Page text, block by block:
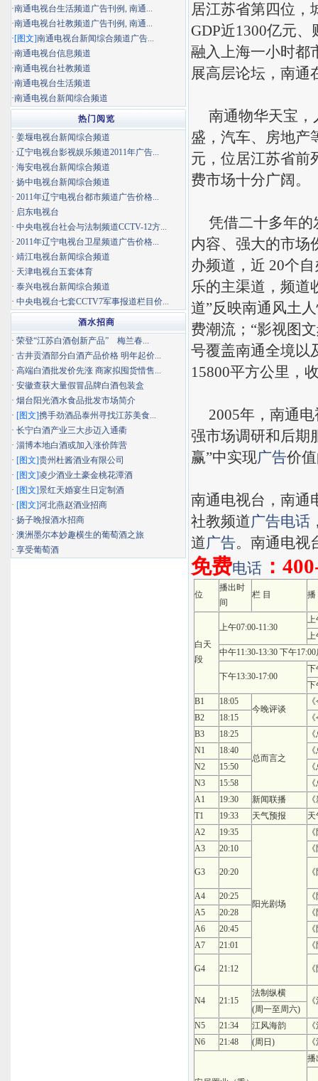
居江苏省第四位，
GDP近1300亿元
融入上海一小时都
展高层论坛，南通
南通物华天宝，
盛，汽车、房地产
元，位居江苏省前
费市场十分广阔。
凭借二十多年的
内容、强大的市场
办频道，近 20个
乐的主渠道，频道
道”反映南通风土
费潮流；“影视图
号覆盖南通全境以
15800平方公里，
2005年，南通电
强市场调研和后期
赢”中实现广告价
南通电视台，南通
社教频道广告电话
道广告。南通电视
免费电话 ：
位
播出时
间
栏 目 播
白天
段
上午07:00-11:30
上
上
中午11:30-13:30 下午17:00
下午13:30-17:00
下
下
B1
18:05
今晚评谈
B2
18:15
B3
18:25
总而言之
N1
18:40
N2
15:50
N3
15:58
A1
19:30 新闻联播
T1
19:33 天气预报
天
A2
19:35
阳光剧场
A3
20:10
G3 20:20
A4 20:25
A5
20:28
A6
20:45
A7
21:01
G4 21:12
N4 21:15
法制纵横
(周一至周六)
N5
21:34 江风海韵
N6
21:48 (周日)
播
·南通电视台生活频道广告刊例, 南通...
·南通电视台社教频道广告刊例, 南通...
·[图文]南通电视台新闻综合频道广告...
·南通电视台信息频道
·南通电视台社教频道
·南通电视台生活频道
·南通电视台新闻综合频道
热门阅览
· 姜堰电视台新闻综合频道
· 辽宁电视台影视娱乐频道2011年广告...
· 海安电视台新闻综合频道
· 扬中电视台新闻综合频道
· 2011年辽宁电视台都市频道广告价格...
· 启东电视台
· 中央电视台社会与法制频道CCTV-12方...
· 2011年辽宁电视台卫星频道广告价格...
· 靖江电视台新闻综合频道
· 天津电视台五套体育
· 泰兴电视台新闻综合频道
· 中央电视台七套CCTV7军事报道栏目价...
酒水招商
· 荣登“江苏白酒创新产品” 梅兰春...
· 古井贡酒部分白酒产品价格 明年起价...
· 高端白酒批发价先涨 商家拟囤货惜售...
· 安徽查获大量假冒品牌白酒包装盒
· 烟台阳光酒水食品批发市场简介
· [图文]携手劲酒品泰州寻找江苏美食...
· 长宁白酒产业三大步迈入通衢
· 淄博本地白酒或加入涨价阵营
· [图文]贵州杜酱酒业有限公司
· [图文]凌少酒业土豪金桃花潭酒
· [图文]景红天婚宴生日定制酒
· [图文]河北燕赵酒业招商
· 扬子晚报酒水招商
· 澳洲墨尔本妙趣横生的葡萄酒之旅
· 享受葡萄酒